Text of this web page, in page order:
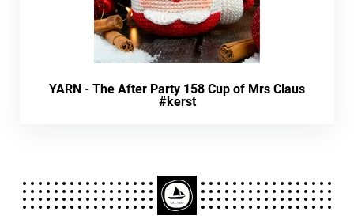
YARN - The After Party 158 Cup of Mrs Claus
#kerst